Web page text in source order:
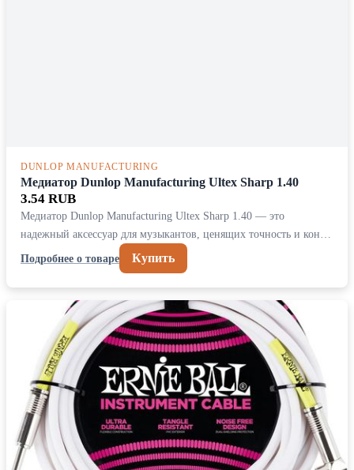
DUNLOP MANUFACTURING
Медиатор Dunlop Manufacturing Ultex Sharp 1.40
3.54 RUB
Медиатор Dunlop Manufacturing Ultex Sharp 1.40 — это
надежный аксессуар для музыкантов, ценящих точность и кон…
Подробнее о товаре
Купить